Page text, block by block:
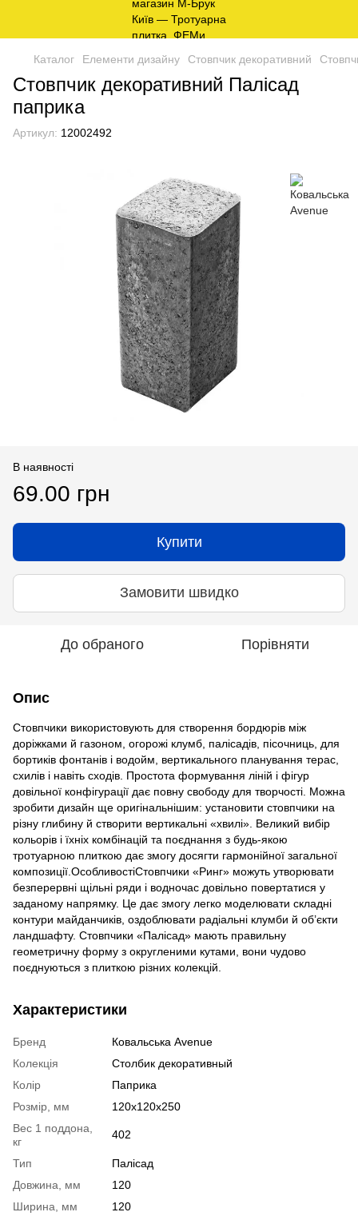
Каталог Елементи дизайну Стовпчик декоративний
Стовпчик декоративний Палісад
паприка
Артикул: 12002492
В наявності
69.00 грн
Купити
Замовити швидко
До обраного Порівняти
Опис
Стовпчики використовують для створення бордюрів між
доріжками й газоном, огорожі клумб, палісадів, пісочниць, для
бортиків фонтанів і водойм, вертикального планування терас,
схилів і навіть сходів. Простота формування ліній і фігур
довільної конфігурації дає повну свободу для творчості. Можна
зробити дизайн ще оригінальнішим: установити стовпчики на
різну глибину й створити вертикальні «хвилі». Великий вибір
кольорів і їхніх комбінацій та поєднання з будь-якою
тротуарною плиткою дає змогу досягти гармонійної загальної
композиції.ОсобливостіСтовпчики «Ринг» можуть утворювати
безперервні щільні ряди і водночас довільно повертатися у
заданому напрямку. Це дає змогу легко моделювати складні
контури майданчиків, оздоблювати радіальні клумби й об’єкти
ландшафту. Стовпчики «Палісад» мають правильну
геометричну форму з округленими кутами, вони чудово
поєднуються з плиткою різних колекцій.
Характеристики
Бренд
Ковальська Avenue
Колекція
Столбик декоративный
Колір
Паприка
Розмір, мм
120х120х250
Вес 1 поддона,
кг
402
Тип
Палісад
Довжина, мм
120
Ширина, мм
120